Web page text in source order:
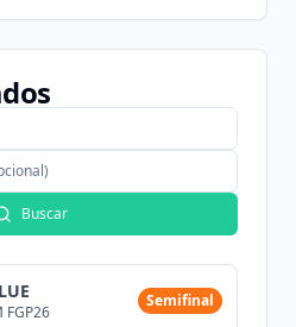
Buscar
FGP26
Semifinal